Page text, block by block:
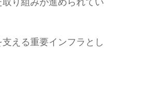
える重要インフラとし